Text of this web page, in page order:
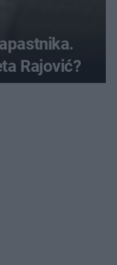
Rajović?